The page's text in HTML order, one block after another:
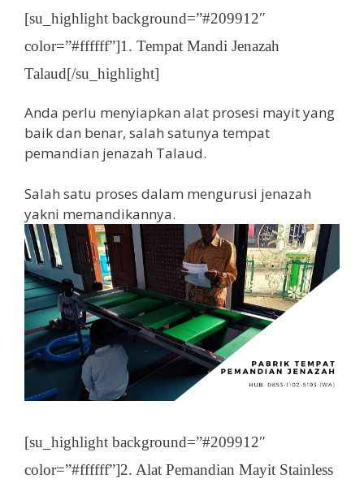
[su_highlight background=”#209912″
color=”#ffffff”]1. Tempat Mandi Jenazah
Talaud[/su_highlight]
Anda perlu menyiapkan alat prosesi mayit yang
baik dan benar, salah satunya tempat
pemandian jenazah Talaud.
Salah satu proses dalam mengurusi jenazah
yakni memandikannya.
[su_highlight background=”#209912″
color=”#ffffff”]2. Alat Pemandian Mayit Stainless